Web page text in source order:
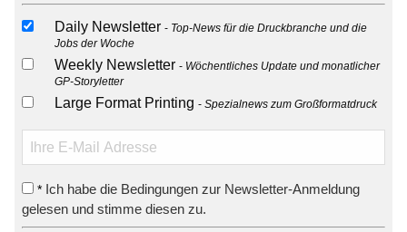
Daily Newsletter
Top-News für die Druckbranche und die
Jobs der Woche
Weekly Newsletter
Wöchentliches Update und monatlicher
GP-Storyletter
Large Format Printing Spezialnews zum Großformatdruck
* Ich habe die Bedingungen zur Newsletter-Anmeldung
gelesen und stimme diesen zu.